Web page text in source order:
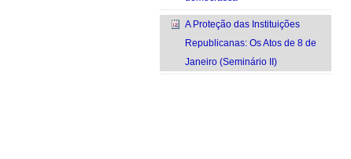
A Proteção das Instituições
Republicanas: Os Atos de 8 de
Janeiro (Seminário II)